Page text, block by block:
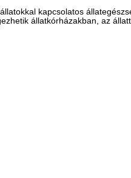
kapcsolatos
állatkórházakban, az